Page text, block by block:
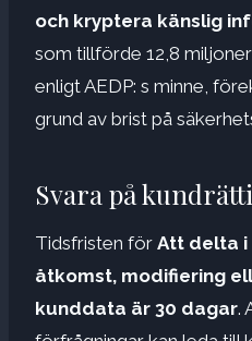
och kryptera känslig
som tillförde 12,8
enligt AEDP: s minne,
grund av brist på
Svara på
Tidsfristen för Att delta
åtkomst, modifiering
kunddata är 30 dagar.